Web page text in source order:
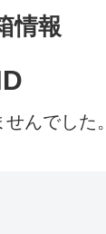
情報
んでした。